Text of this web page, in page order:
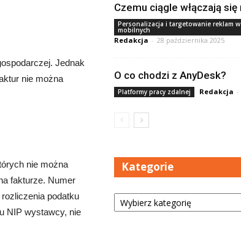
Jednak
nie można
nie można
fakturze. Numer
podatku
NIP wystawcy, nie
Czemu ciągle włączają się
Personalizacja i targetowanie reklam
mobilnych
Redakcja - 28 października 2025
O co chodzi z AnyDesk?
Platformy pracy zdalnej Redakcja -
Kategorie
Kategorie